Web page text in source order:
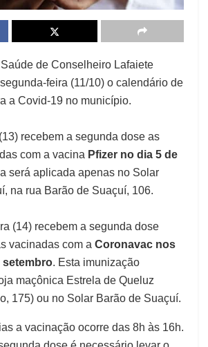
de Conselheiro Lafaiete
feira (11/10) o calendário de
a Covid-19 no município.
recebem a segunda dose as
com a vacina Pfizer no dia 5 de
será aplicada apenas no Solar
na rua Barão de Suaçuí, 106.
(14) recebem a segunda dose
vacinadas com a Coronavac nos
setembro. Esta imunização
maçônica Estrela de Queluz
175) ou no Solar Barão de Suaçuí.
a vacinação ocorre das 8h às 16h.